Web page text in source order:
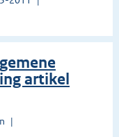
artikel